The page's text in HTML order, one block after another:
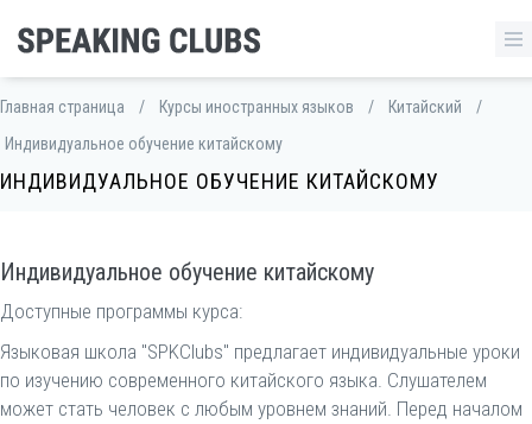
Главная страница / Курсы иностранных языков / Китайский
/
Индивидуальное обучение китайскому
ИНДИВИДУАЛЬНОЕ ОБУЧЕНИЕ КИТАЙСКОМУ
Индивидуальное обучение китайскому
Доступные программы курса:
Языковая школа "SPKClubs" предлагает индивидуальные уроки
по изучению современного китайского языка. Слушателем
может стать человек с любым уровнем знаний. Перед началом